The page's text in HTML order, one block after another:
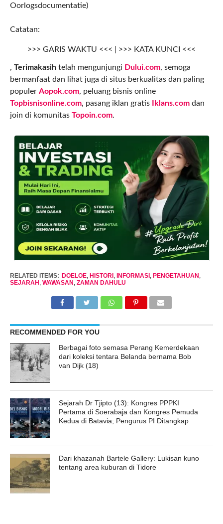
Oorlogsdocumentatie)
Catatan:
>>> GARIS WAKTU <<< | >>> KATA KUNCI <<<
, Terimakasihtelah mengunjungi Dului.com, semoga
bermanfaat dan lihat juga di situs berkualitas dan paling
populer Aopok.com, peluang bisnis online
Topbisnisonline.com, pasang iklan gratis Iklans.comdan
join di komunitas Topoin.com.
RELATED ITEMS: DOELOE, HISTORI , INFORMASI , PENGETAHUAN ,
SEJARAH , WAWASAN , ZAMAN DAHULU
RECOMMENDED FOR YOU
Berbagai foto semasa Perang Kemerdekaan
dari koleksi tentara Belanda bernama Bob
van Dijk (18)
Sejarah Dr Tjipto (13): Kongres PPPKI
Pertama di Soerabaja dan Kongres Pemuda
Kedua di Batavia; Pengurus PI Ditangkap
Dari khazanah Bartele Gallery: Lukisan kuno
tentang area kuburan di Tidore